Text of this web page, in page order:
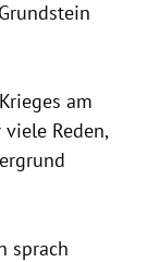
am
Reden,
sprach